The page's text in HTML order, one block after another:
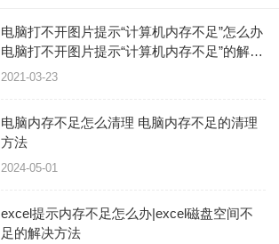
电脑打不开图片提示“计算机内存不足”怎么办
电脑打不开图片提示“计算机内存不足”的解决
方法
2021-03-23
电脑内存不足怎么清理 电脑内存不足的清理
方法
2024-05-01
excel提示内存不足怎么办|excel磁盘空间不
足的解决方法